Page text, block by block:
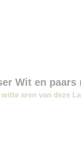
Wit en paars
aren van deze